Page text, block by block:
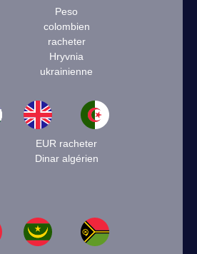
Peso
colombien
racheter
Hryvnia
ukrainienne
EUR racheter
Dinar algérien